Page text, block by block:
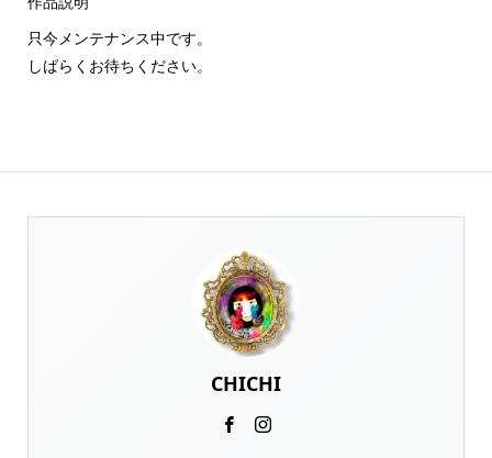
只今メンテナンス中です。
しばらくお待ちください。
CHICHI